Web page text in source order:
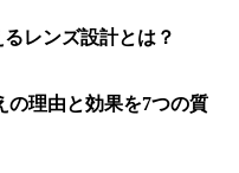
レンズ設計とは？
理由と効果を7つの質